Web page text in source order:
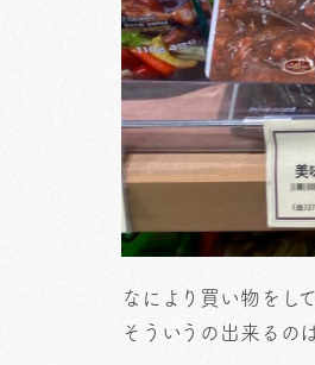
なにより買い物をし
そういうの出来るの